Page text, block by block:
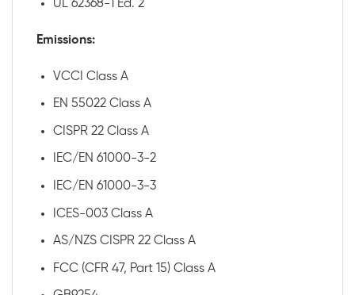
UL 62368-1 Ed. 2
Emissions:
VCCI Class A
EN 55022 Class A
CISPR 22 Class A
IEC/EN 61000-3-2
IEC/EN 61000-3-3
ICES-003 Class A
AS/NZS CISPR 22 Class A
FCC (CFR 47, Part 15) Class A